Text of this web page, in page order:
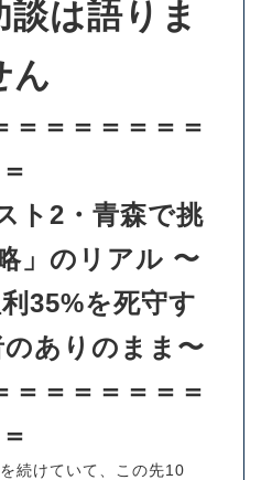
は語りま
ん
＝＝＝＝＝＝＝
＝
ト2・青森で挑
」のリアル 〜
35%を死守す
ありのまま〜
＝＝＝＝＝＝＝
＝
続けていて、この先10